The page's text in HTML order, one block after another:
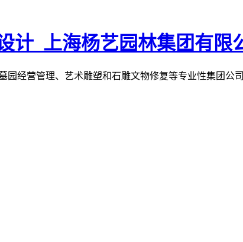
园经营管理、艺术雕塑和石雕文物修复等专业性集团公司